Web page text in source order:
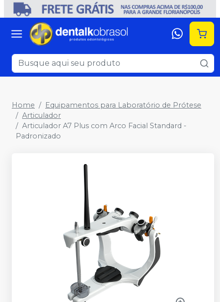
Home
Equipamentos para Laboratório de Prótese
Articulador
Articulador A7 Plus com Arco Facial Standard -
Padronizado